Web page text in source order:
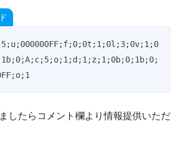
したらコメント欄より情報提供いただ